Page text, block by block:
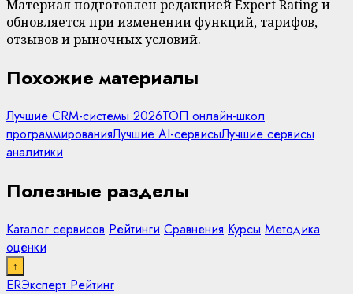
Материал подготовлен редакцией Expert Rating и
обновляется при изменении функций, тарифов,
отзывов и рыночных условий.
Похожие материалы
Лучшие CRM-системы 2026ТОП онлайн-школ
программированияЛучшие AI-сервисыЛучшие сервисы
аналитики
Полезные разделы
Каталог сервисов Рейтинги Сравнения Курсы Методика
оценки
↑
ERЭксперт Рейтинг